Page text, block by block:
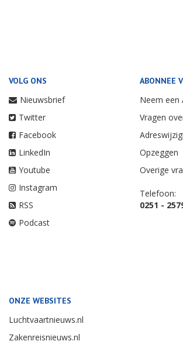
VOLG ONS
Nieuwsbrief
Twitter
Facebook
LinkedIn
Youtube
Instagram
RSS
Podcast
ABONNEE
Neem een
Vragen
Opzeggen
Overige
Telefoon:
0251 -
ONZE WEBSITES
Luchtvaartnieuws.nl
Zakenreisnieuws.nl